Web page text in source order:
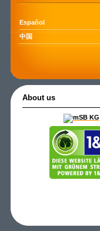
Español
中国
About us